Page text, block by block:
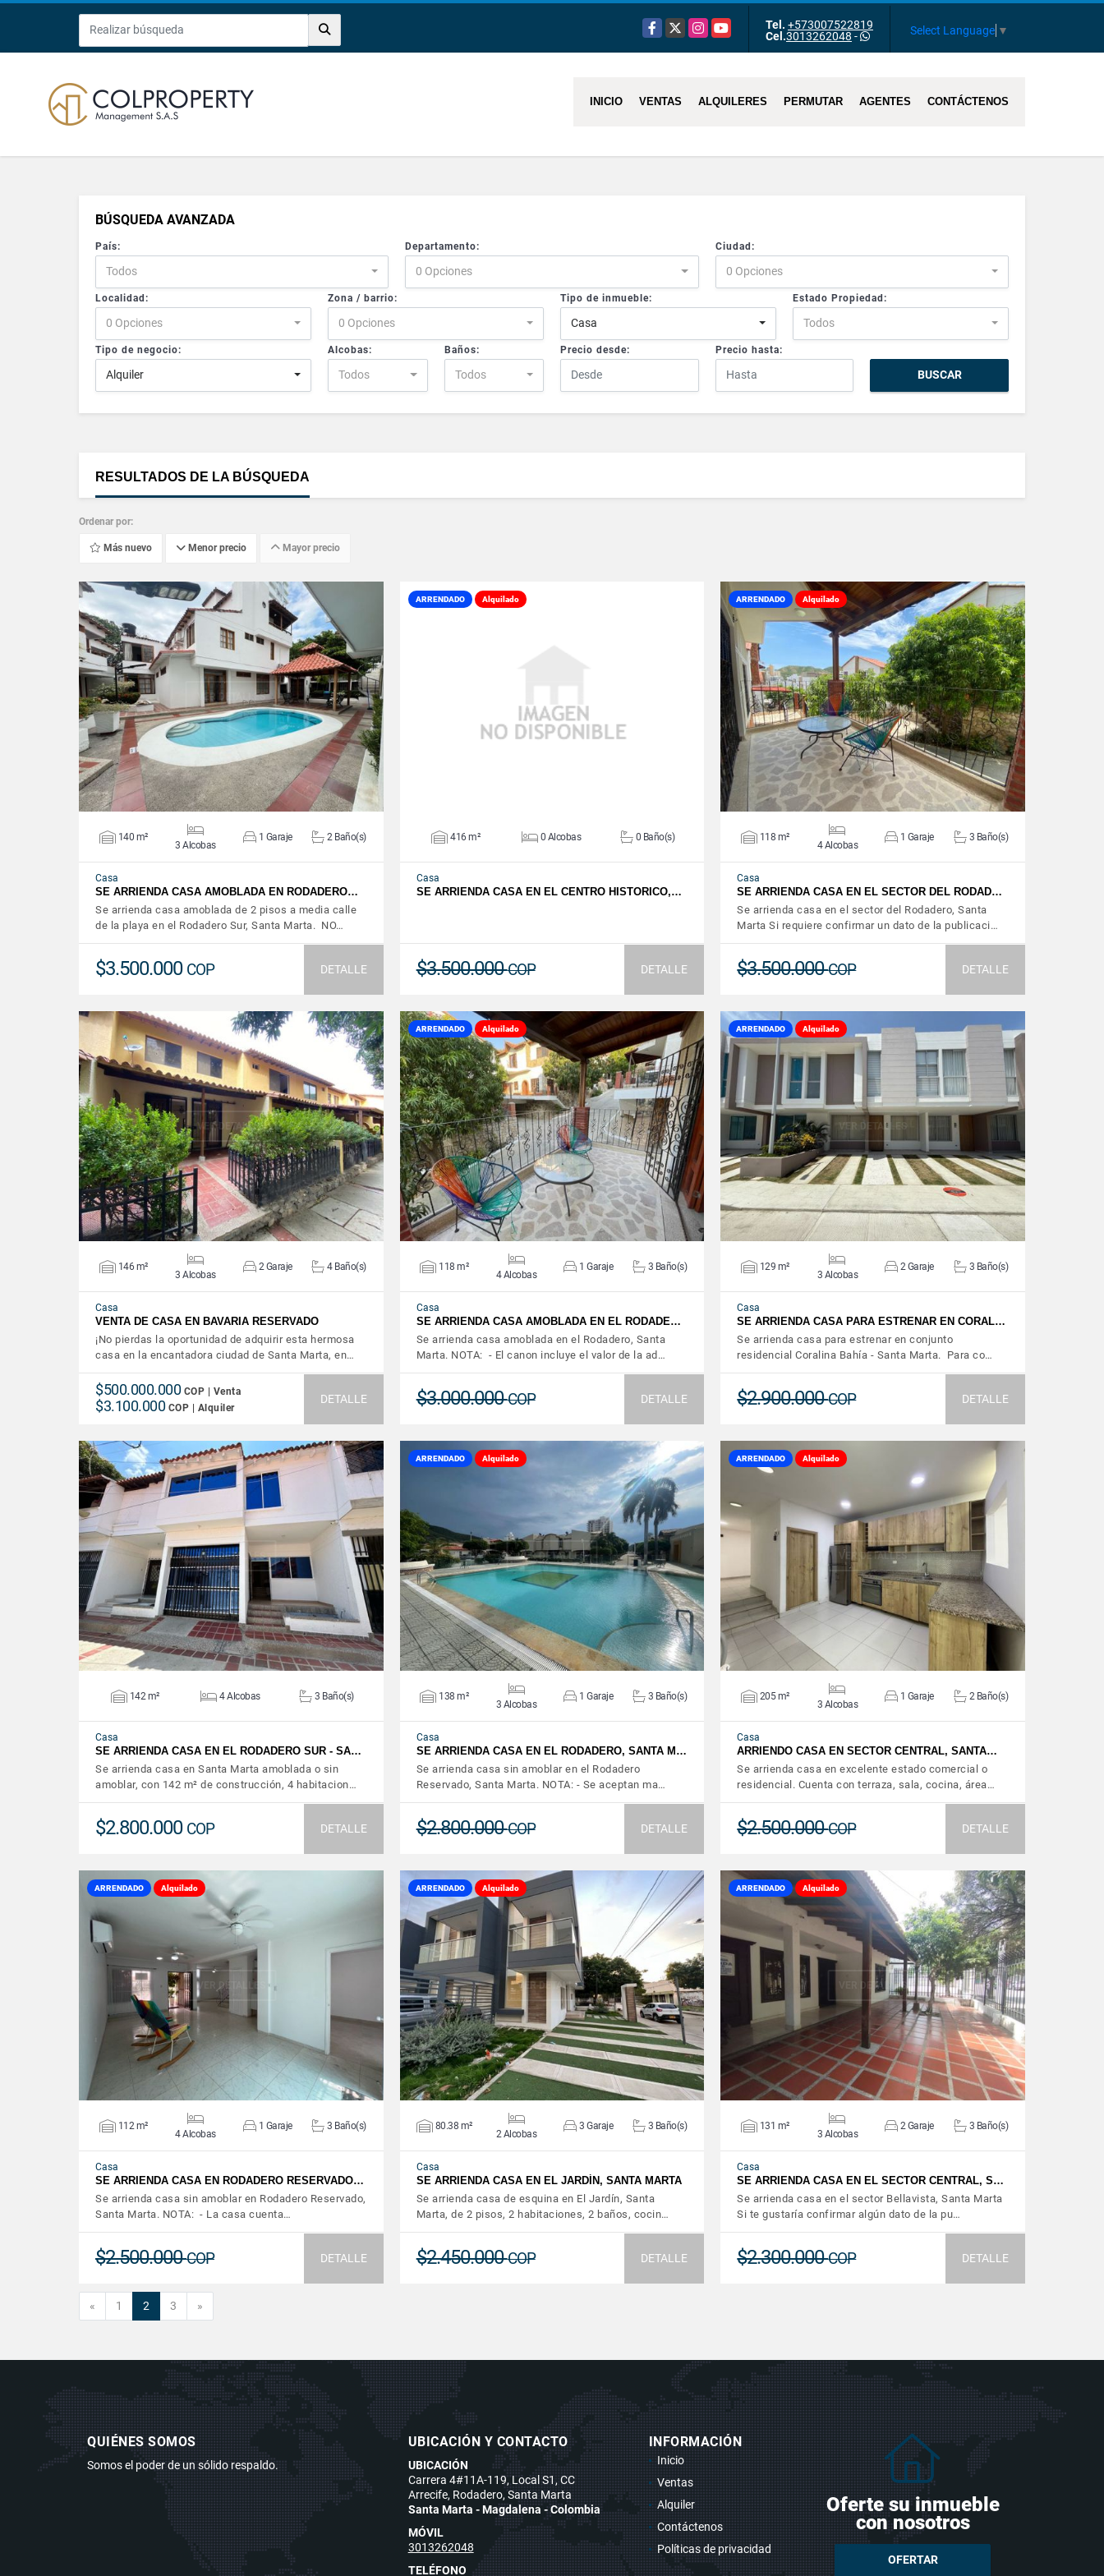
Facebook
X Instagram
YouTube Tel. +573007522819
Cel.3013262048 - Select Language ▼
INICIO VENTAS ALQUILERES PERMUTAR AGENTES CONTÁCTENOS
BÚSQUEDA AVANZADA
País:
Todos
Departamento:
0 Opciones
Ciudad:
0 Opciones
Localidad:
0 Opciones
Zona / barrio:
0 Opciones
Tipo de inmueble:
Casa
Estado Propiedad:
Todos
Tipo de negocio:
Alquiler
Alcobas:
Todos
Baños:
Todos
Precio desde: Precio hasta:
BUSCAR
RESULTADOS DE LA BÚSQUEDA
Ordenar por:
Más nuevo Menor precio Mayor precio
VER DETALLES
140 m²
3 Alcobas
1 Garaje 2 Baño(s)
Casa
SE ARRIENDA CASA AMOBLADA EN RODADERO…
Se arrienda casa amoblada de 2 pisos a media calle
de la playa en el Rodadero Sur, Santa Marta. NO…
$3.500.000 COP DETALLE
ARRENDADO Alquilado
416 m² 0 Alcobas 0 Baño(s)
Casa
SE ARRIENDA CASA EN EL CENTRO HISTORICO,…
$3.500.000COP DETALLE
ARRENDADO Alquilado
VER DETALLES
118 m²
4 Alcobas
1 Garaje 3 Baño(s)
Casa
SE ARRIENDA CASA EN EL SECTOR DEL RODAD…
Se arrienda casa en el sector del Rodadero, Santa
Marta Si requiere confirmar un dato de la publicaci…
$3.500.000COP DETALLE
VER DETALLES
146 m²
3 Alcobas
2 Garaje 4 Baño(s)
Casa
VENTA DE CASA EN BAVARIA RESERVADO
¡No pierdas la oportunidad de adquirir esta hermosa
casa en la encantadora ciudad de Santa Marta, en…
$500.000.000 COP | Venta
$3.100.000 COP | Alquiler
DETALLE
ARRENDADO Alquilado
VER DETALLES
118 m²
4 Alcobas
1 Garaje 3 Baño(s)
Casa
SE ARRIENDA CASA AMOBLADA EN EL RODADE…
Se arrienda casa amoblada en el Rodadero, Santa
Marta. NOTA: - El canon incluye el valor de la ad…
$3.000.000COP DETALLE
ARRENDADO Alquilado
VER DETALLES
129 m²
3 Alcobas
2 Garaje 3 Baño(s)
Casa
SE ARRIENDA CASA PARA ESTRENAR EN CORAL…
Se arrienda casa para estrenar en conjunto
residencial Coralina Bahía - Santa Marta. Para co…
$2.900.000COP DETALLE
VER DETALLES
142 m² 4 Alcobas 3 Baño(s)
Casa
SE ARRIENDA CASA EN EL RODADERO SUR - SA…
Se arrienda casa en Santa Marta amoblada o sin
amoblar, con 142 m² de construcción, 4 habitacion…
$2.800.000 COP DETALLE
ARRENDADO Alquilado
VER DETALLES
138 m²
3 Alcobas
1 Garaje 3 Baño(s)
Casa
SE ARRIENDA CASA EN EL RODADERO, SANTA M…
Se arrienda casa sin amoblar en el Rodadero
Reservado, Santa Marta. NOTA: - Se aceptan ma…
$2.800.000COP DETALLE
ARRENDADO Alquilado
VER DETALLES
205 m²
3 Alcobas
1 Garaje 2 Baño(s)
Casa
ARRIENDO CASA EN SECTOR CENTRAL, SANTA…
Se arrienda casa en excelente estado comercial o
residencial. Cuenta con terraza, sala, cocina, área…
$2.500.000COP DETALLE
ARRENDADO Alquilado
VER DETALLES
112 m²
4 Alcobas
1 Garaje 3 Baño(s)
Casa
SE ARRIENDA CASA EN RODADERO RESERVADO…
Se arrienda casa sin amoblar en Rodadero Reservado,
Santa Marta. NOTA: - La casa cuenta…
$2.500.000COP DETALLE
ARRENDADO Alquilado
VER DETALLES
80.38 m²
2 Alcobas
3 Garaje 3 Baño(s)
Casa
SE ARRIENDA CASA EN EL JARDÍN, SANTA MARTA
Se arrienda casa de esquina en El Jardín, Santa
Marta, de 2 pisos, 2 habitaciones, 2 baños, cocin…
$2.450.000COP DETALLE
ARRENDADO Alquilado
VER DETALLES
131 m²
3 Alcobas
2 Garaje 3 Baño(s)
Casa
SE ARRIENDA CASA EN EL SECTOR CENTRAL, S…
Se arrienda casa en el sector Bellavista, Santa Marta
Si te gustaría confirmar algún dato de la pu…
$2.300.000COP DETALLE
« Anterior
1 2 3 »
QUIÉNES SOMOS
Somos el poder de un sólido respaldo.
UBICACIÓN Y CONTACTO
UBICACIÓN
Carrera 4#11A-119, Local S1, CC
Arrecife, Rodadero, Santa Marta
Santa Marta - Magdalena - Colombia
MÓVIL
3013262048
TELÉFONO
INFORMACIÓN
Inicio
Ventas
Alquiler
Contáctenos
Políticas de privacidad
Oferte su inmueble
con nosotros
OFERTAR